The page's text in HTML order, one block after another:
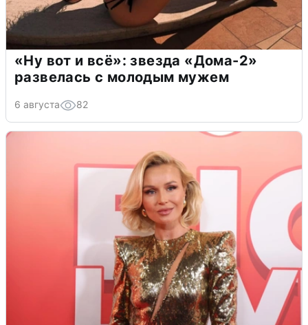
«Ну вот и всё»: звезда «Дома-2»
развелась с молодым мужем
6 августа 82